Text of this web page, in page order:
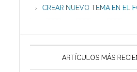
CREAR NUEVO TEMA EN EL
ARTÍCULOS MÁS